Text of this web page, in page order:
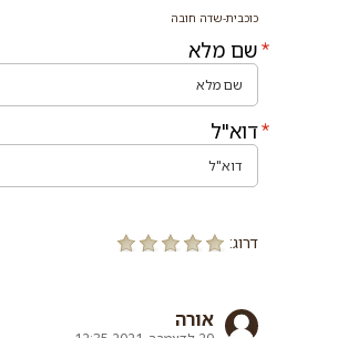
כוכבית-שדה חובה
שם מלא
דוא"ל
דרוג:
אורה